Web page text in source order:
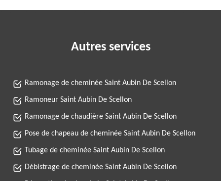
Autres services
Ramonage de cheminée Saint Aubin De Scellon
Ramoneur Saint Aubin De Scellon
Ramonage de chaudière Saint Aubin De Scellon
Pose de chapeau de cheminée Saint Aubin De Scellon
Tubage de cheminée Saint Aubin De Scellon
Débistrage de cheminée Saint Aubin De Scellon